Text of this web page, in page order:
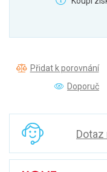
Přidat k porovnání
Doporuč
Dotaz